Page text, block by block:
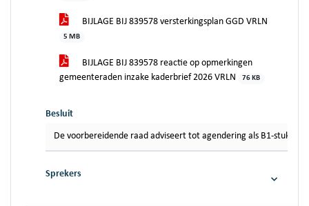
BIJLAGE BIJ 839578 versterkingsplan GGD VRLN
5 MB
BIJLAGE BIJ 839578 reactie op opmerkingen
gemeenteraden inzake kaderbrief 2026 VRLN
76 KB
Besluit
De voorbereidende raad adviseert tot agendering als B1-stuk in
Sprekers